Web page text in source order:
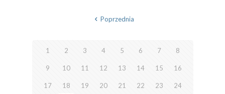
Poprzednia
1 2 3 4 5 6 7 8
9 10 11 12 13 14 15 16
17 18 19 20 21 22 23 24